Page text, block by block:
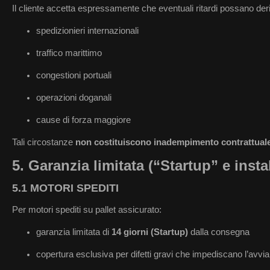
Il cliente accetta espressamente che eventuali ritardi possano
spedizionieri internazionali
traffico marittimo
congestioni portuali
operazioni doganali
cause di forza maggiore
Tali circostanze non costituiscono inadempimento
5. Garanzia limitata (“Startup” e
5.1 MOTORI SPEDITI
Per motori spediti su pallet assicurato:
garanzia limitata di 14 giorni (Startup) dalla consegna
copertura esclusiva per difetti gravi che impediscano